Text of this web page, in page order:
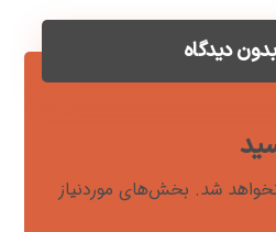
بدون دیدگاه
شد. بخش‌های موردنیاز